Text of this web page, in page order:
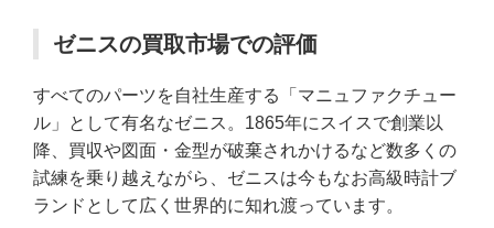
ゼニスの買取市場での評価
すべてのパーツを自社生産する「マニュファクチュー
ル」として有名なゼニス。1865年にスイスで創業以
降、買収や図面・金型が破棄されかけるなど数多くの
試練を乗り越えながら、ゼニスは今もなお高級時計ブ
ランドとして広く世界的に知れ渡っています。